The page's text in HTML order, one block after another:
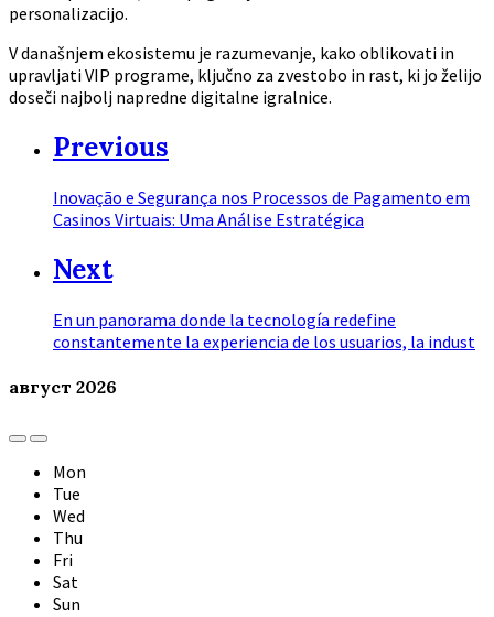
personalizacijo.
V današnjem ekosistemu je razumevanje, kako oblikovati in
upravljati VIP programe, ključno za zvestobo in rast, ki jo želijo
doseči najbolj napredne digitalne igralnice.
Previous
Inovação e Segurança nos Processos de Pagamento em
Casinos Virtuais: Uma Análise Estratégica
Next
En un panorama donde la tecnología redefine
constantemente la experiencia de los usuarios, la indust
август 2026
Previous
Month
Next
Month
Mon
Tue
Wed
Thu
Fri
Sat
Sun